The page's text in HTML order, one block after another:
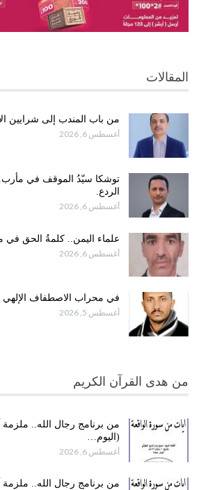
المقالات
من باب المندب إلى شرايين
أغسطس 6, 2026
توشكا سيّدُ الموقف في
الردع.
أغسطس 6, 2026
علماء اليمن.. كلمةُ الحق في
أغسطس 6, 2026
في محراب الاصطفاف الإلهي
أغسطس 5, 2026
من هدى القرآن الكريم
من برنامج رجال الله..
(اليوم…
أغسطس 6, 2026
من برنامج رجال الله..